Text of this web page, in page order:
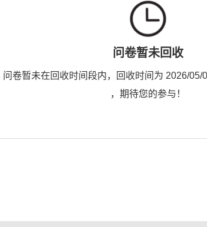
问卷暂未回收
问卷暂未在回收时间段内，回收时间为 2026/
，期待您的参与！